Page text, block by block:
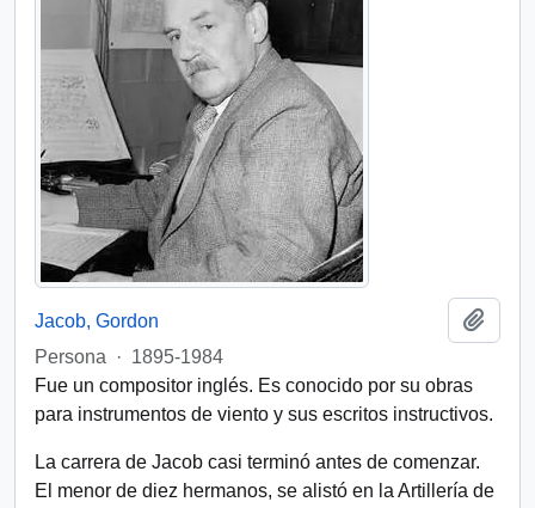
Jacob, Gordon
Persona
· 1895-1984
Fue un compositor inglés. Es conocido por su obras
para instrumentos de viento y sus escritos instructivos.
La carrera de Jacob casi terminó antes de comenzar.
El menor de diez hermanos, se alistó en la Artillería de